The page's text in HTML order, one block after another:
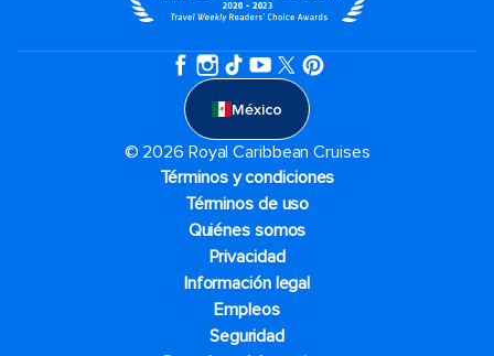
México
© 2026 Royal Caribbean Cruises
Términos y condiciones
Términos de uso
Quiénes somos
Privacidad
Información legal
Empleos
Seguridad